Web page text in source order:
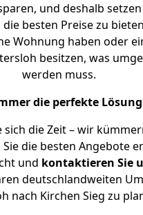
und deshalb
besten Preise zu
Wohnung haben oder
besitzen, was
werden muss.
die perfekte
sich die Zeit – wir
die besten Angebote
und kontaktieren Sie
deutschlandweiten
nach Kirchen Sieg zu